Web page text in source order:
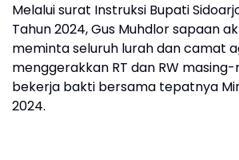
Melalui surat Instruksi Bupati
Tahun 2024, Gus Muhdlor sapaan
meminta seluruh lurah dan camat
menggerakkan RT dan RW
bekerja bakti bersama tepatnya
2024.